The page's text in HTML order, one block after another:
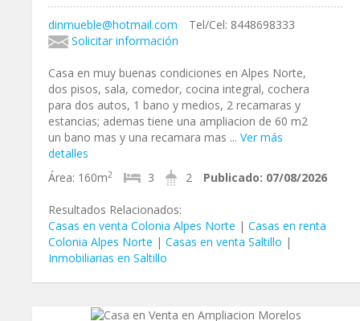
dinmueble@hotmail.com
Tel/Cel: 8448698333
Solicitar información
Casa en muy buenas condiciones en Alpes Norte,
dos pisos, sala, comedor, cocina integral, cochera
para dos autos, 1 bano y medios, 2 recamaras y
estancias; ademas tiene una ampliacion de 60 m2
un bano mas y una recamara mas ... Ver más
detalles
Área: 160m2 3 2 Publicado: 07/08/2026
Resultados Relacionados:
Casas en venta Colonia Alpes Norte | Casas en renta
Colonia Alpes Norte | Casas en venta Saltillo |
Inmobiliarias en Saltillo